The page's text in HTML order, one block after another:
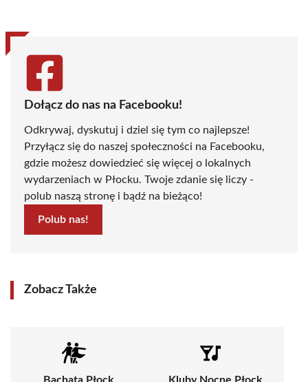
Dołącz do nas na Facebooku!
Odkrywaj, dyskutuj i dziel się tym co najlepsze!
Przyłącz się do naszej społeczności na Facebooku,
gdzie możesz dowiedzieć się więcej o lokalnych
wydarzeniach w Płocku. Twoje zdanie się liczy -
polub naszą stronę i bądź na bieżąco!
Polub nas!
Zobacz Także